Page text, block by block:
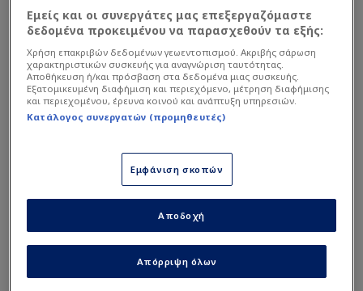
Πρέπει να επενδύσουμε στις Ακαδημίες, να
ακολουθήσουμε τον δρόμο του 87’. Πάντως είναι
δύσκολο να συναγωνιστούμε τη Γερμανία και
Διαβάστε επίσης...
Εμείς και οι συνεργάτες μας επεξεργαζόμαστε
δεδομένα προκειμένου να παρασχεθούν τα εξής:
Χρήση επακριβών δεδομένων γεωεντοπισμού. Ακριβής σάρωση
χαρακτηριστικών συσκευής για αναγνώριση ταυτότητας.
Αποθήκευση ή/και πρόσβαση στα δεδομένα μιας συσκευής.
Εξατομικευμένη διαφήμιση και περιεχόμενο, μέτρηση διαφήμισης
και περιεχομένου, έρευνα κοινού και ανάπτυξη υπηρεσιών.
Κατάλογος συνεργατών (προμηθευτές)
Εμφάνιση σκοπών
Απόρριψη όλων
Αποδοχή